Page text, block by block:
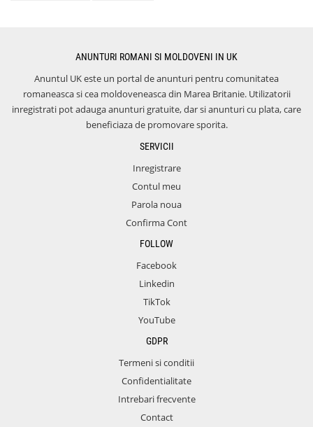
ANUNTURI ROMANI SI MOLDOVENI IN UK
Anuntul UK este un portal de anunturi pentru comunitatea
romaneasca si cea moldoveneasca din Marea Britanie. Utilizatorii
inregistrati pot adauga anunturi gratuite, dar si anunturi cu plata, care
beneficiaza de promovare sporita.
SERVICII
Inregistrare
Contul meu
Parola noua
Confirma Cont
FOLLOW
Facebook
Linkedin
TikTok
YouTube
GDPR
Termeni si conditii
Confidentialitate
Intrebari frecvente
Contact